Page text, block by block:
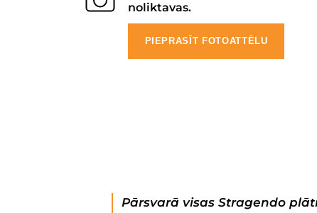
noliktavas.
PIEPRASĪT FOTOATTĒLU
Pārsvarā visas Stragendo